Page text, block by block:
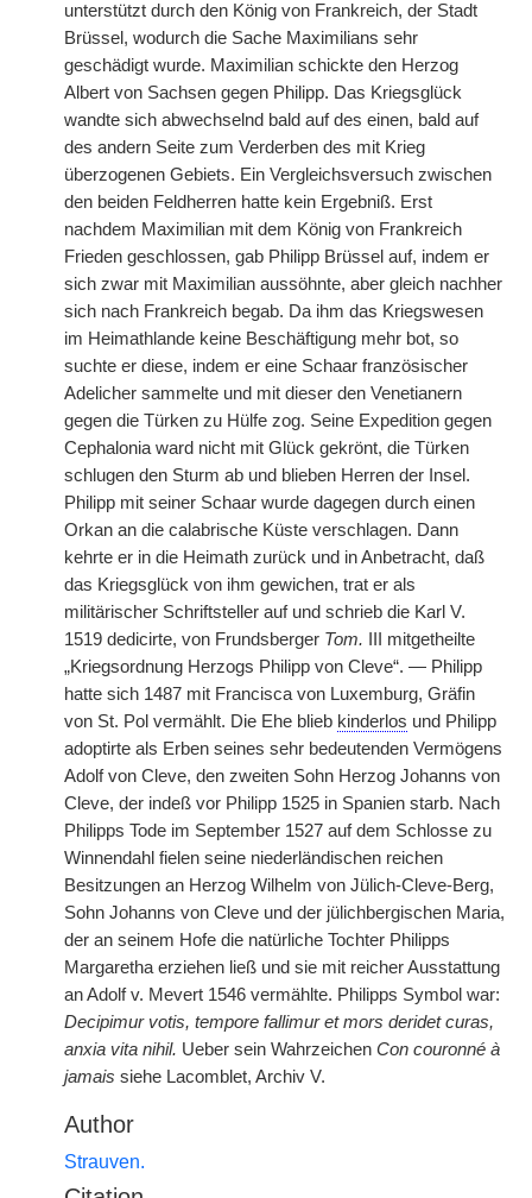
unterstützt durch den König von Frankreich, der Stadt
Brüssel, wodurch die Sache Maximilians sehr
geschädigt wurde. Maximilian schickte den Herzog
Albert von Sachsen gegen Philipp. Das Kriegsglück
wandte sich abwechselnd bald auf des einen, bald auf
des andern Seite zum Verderben des mit Krieg
überzogenen Gebiets. Ein Vergleichsversuch zwischen
den beiden Feldherren hatte kein Ergebniß. Erst
nachdem Maximilian mit dem König von Frankreich
Frieden geschlossen, gab Philipp Brüssel auf, indem er
sich zwar mit Maximilian aussöhnte, aber gleich nachher
sich nach Frankreich begab. Da ihm das Kriegswesen
im Heimathlande keine Beschäftigung mehr bot, so
suchte er diese, indem er eine Schaar französischer
Adelicher sammelte und mit dieser den Venetianern
gegen die Türken zu Hülfe zog. Seine Expedition gegen
Cephalonia ward nicht mit Glück gekrönt, die Türken
schlugen den Sturm ab und blieben Herren der Insel.
Philipp mit seiner Schaar wurde dagegen durch einen
Orkan an die calabrische Küste verschlagen. Dann
kehrte er in die Heimath zurück und in Anbetracht, daß
das Kriegsglück von ihm gewichen, trat er als
militärischer Schriftsteller auf und schrieb die Karl V.
1519 dedicirte, von Frundsberger Tom. III mitgetheilte
„Kriegsordnung Herzogs Philipp von Cleve“. — Philipp
hatte sich 1487 mit Francisca von Luxemburg, Gräfin
von St. Pol vermählt. Die Ehe blieb kinderlos und Philipp
adoptirte als Erben seines sehr bedeutenden Vermögens
Adolf von Cleve, den zweiten Sohn Herzog Johanns von
Cleve, der indeß vor Philipp 1525 in Spanien starb. Nach
Philipps Tode im September 1527 auf dem Schlosse zu
Winnendahl fielen seine niederländischen reichen
Besitzungen an Herzog Wilhelm von Jülich-Cleve-Berg,
Sohn Johanns von Cleve und der jülichbergischen Maria,
der an seinem Hofe die natürliche Tochter Philipps
Margaretha erziehen ließ und sie mit reicher Ausstattung
an Adolf v. Mevert 1546 vermählte. Philipps Symbol war:
Decipimur votis, tempore fallimur et mors deridet curas,
anxia vita nihil. Ueber sein Wahrzeichen Con couronné à
jamais siehe Lacomblet, Archiv V.
Author
Strauven.